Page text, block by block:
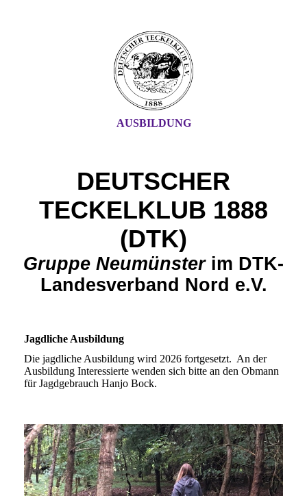
AUSBILDUNG
DEUTSCHER
TECKELKLUB 1888
(DTK)
Gruppe Neumünster im DTK-
Landesverband Nord e.V.
Jagdliche Ausbildung
Die jagdliche Ausbildung wird 2026 fortgesetzt. An der
Ausbildung Interessierte wenden sich bitte an den Obmann
für Jagdgebrauch Hanjo Bock.